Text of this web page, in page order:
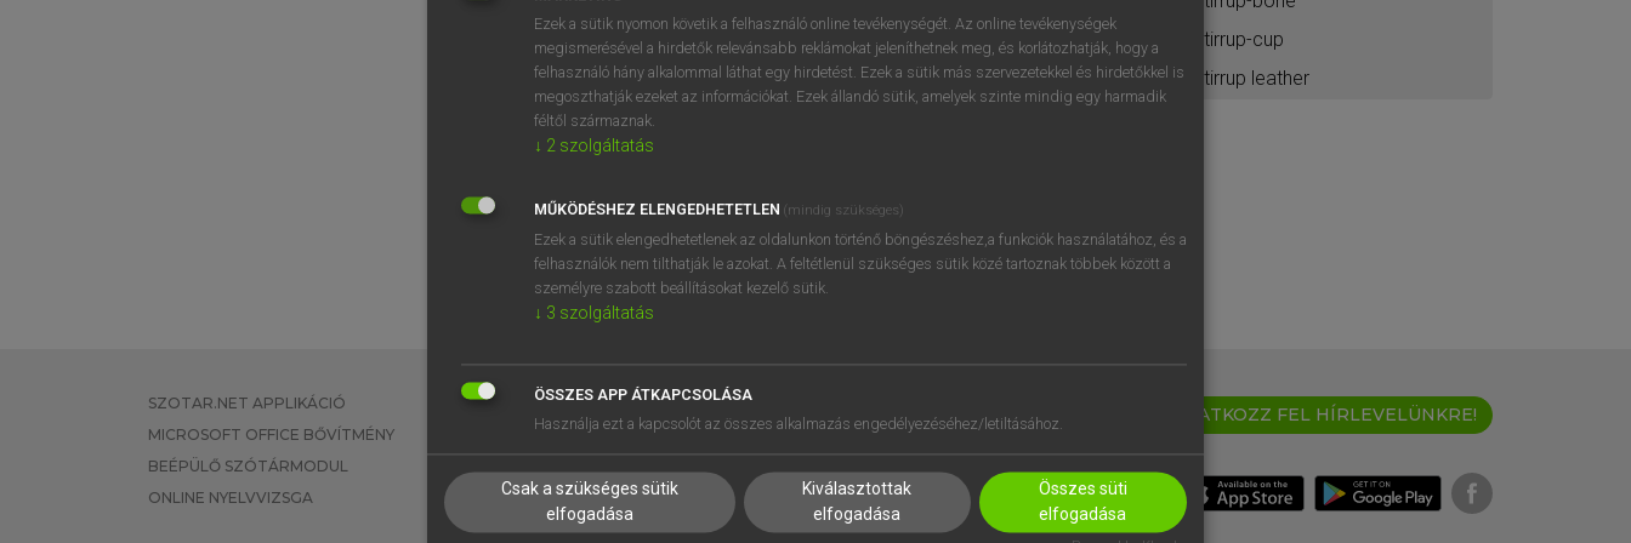
⚲ stirringkeresése szótárainkban
stirrup-cup
stirrup leather
SZOTAR.NET APPLIKÁCIÓ
MICROSOFT OFFICE BŐVÍTMÉNY
BEÉPÜLŐ SZÓTÁRMODUL
ONLINE NYELVVIZSGA
EGYÉNI FELHASZNÁLÓKNAK
TANULÓKNAK
VÁLLALATI MEGOLDÁSOK
SÚGÓ
RÓLUNK
SÜTI BEÁLLÍTÁSOK
IRATKOZZ FEL HÍRLEVELÜNKRE!
Ezek a sütik nyomon követik a felhasználó online tevékenységét. Az online tevékenységek
megismerésével a hirdetők relevánsabb reklámokat jeleníthetnek meg, és korlátozhatják, hogy a
felhasználó hány alkalommal láthat egy hirdetést. Ezek a sütik más szervezetekkel és hirdetőkkel is
megoszthatják ezeket az információkat. Ezek állandó sütik, amelyek szinte mindig egy harmadik
féltől származnak.
↓ 2 szolgáltatás
MŰKÖDÉSHEZ ELENGEDHETETLEN (mindig szükséges)
Ezek a sütik elengedhetetlenek az oldalunkon történő böngészéshez,a funkciók használatához, és a
felhasználók nem tilthatják le azokat. A feltétlenül szükséges sütik közé tartoznak többek között a
személyre szabott beállításokat kezelő sütik.
↓ 3 szolgáltatás
ÖSSZES APP ÁTKAPCSOLÁSA
Használja ezt a kapcsolót az összes alkalmazás engedélyezéséhez/letiltásához.
Csak a szükséges sütik
elfogadása
Kiválasztottak
elfogadása
Összes süti
elfogadása